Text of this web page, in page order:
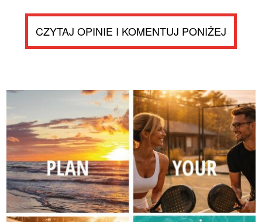
CZYTAJ OPINIE I KOMENTUJ PONIŻEJ